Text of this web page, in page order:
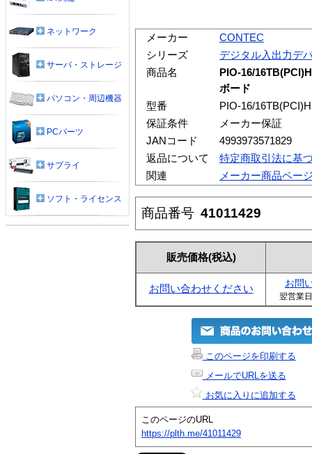
メーカー
CONTEC
シリーズ
デジタル入出力デ
商品名
PIO-16/
ボード
型番
PIO-16/16TB(PCI)H
保証条件
メーカー保証
JANコード
4993973571829
返品について
特定商取引法に基
関連
メーカー商品ペー
商品番号 41011429
販売価格(税込)
お問い合わせください お問
翌営業
このページを印刷する
メールでURLを送る
お気に入りに追加する
このページのURL
https://plth.me/41011429
ネットワーク
サーバ・ストレージ
パソコン・周辺機器
PCパーツ
サプライ
ソフト・ライセンス